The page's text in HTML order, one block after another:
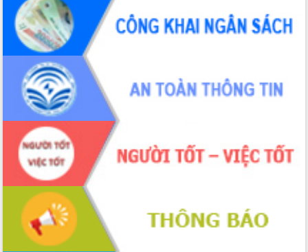
Khơi thông điểm nghẽn, đẩy nhanh
giải ngân vốn khắc phục thiên tai
HĐND tỉnh thông qua điều chỉnh Quy
hoạch tỉnh thời kỳ 2021-2030
Hội thảo góp ý hồ sơ điều chỉnh quy
hoạch tỉnh Đắk Lắk thời kỳ 2021-2030,
tầm nhìn đến năm 2050
Nâng cao hiệu quả hoạt động của các
doanh nghiệp nhà nước
Hội nghị triển khai kết nối mạng
truyền số liệu chuyên dùng phục vụ cơ
quan Đảng, Nhà nước
Lễ phát động chuỗi hoạt động chung
tay làm sạch môi trường
Xã Ea Kar bước chuyển mình trong
công tác cải cách hành chính mô hình